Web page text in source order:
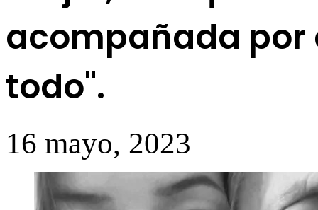
acompañada por
todo".
16 mayo, 2023